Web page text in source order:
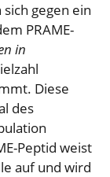
gegen ein
PRAME-
in
Diese
des
Peptid weist
auf und wird